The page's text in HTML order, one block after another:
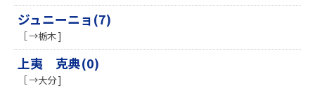
ジュニーニョ(7)
［ →栃木 ]
上夷 克典(0)
［ →大分 ]